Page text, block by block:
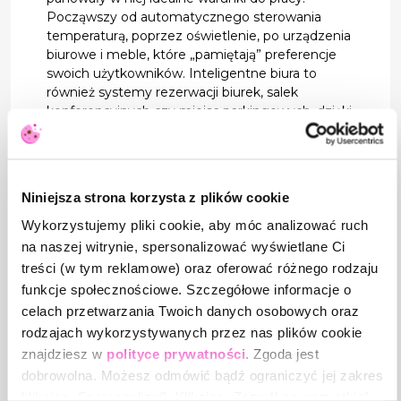
Niniejsza strona korzysta z plików cookie
Wykorzystujemy pliki cookie, aby móc analizować ruch
na naszej witrynie, spersonalizować wyświetlane Ci
treści (w tym reklamowe) oraz oferować różnego rodzaju
funkcje społecznościowe. Szczegółowe informacje o
celach przetwarzania Twoich danych osobowych oraz
rodzajach wykorzystywanych przez nas plików cookie
znajdziesz w polityce prywatności. Zgoda jest
dobrowolna. Możesz odmówić bądź ograniczyć jej zakres
Począwszy od automatycznego sterowania
temperaturą, poprzez oświetlenie, po urządzenia
biurowe i meble, które „pamiętają” preferencje
swoich użytkowników. Inteligentne biura to
również systemy rezerwacji biurek, salek
konferencyjnych czy miejsc parkingowych, dzięki
czemu pracownicy mogą szybko i efektywnie
planować swoją pracę. Rozwój koncepcji smart
zdalną i hybrydową. W efekcie utrzymywanie
wielkich przestrzeni biurowych przestało być
opłacalne i uzasadnione biznesowo. Pracownicy
również dostrzegli zalety pracy w inteligentnych
biurach – w opiniach, które można znaleźć na
portalach społecznościowych, wskazują na
komfort i większą skuteczność swojej pracy w
otoczeniu smart.
Przykłady przedstawionych powyżej narzędzi, to
tylko mały wycinek możliwości, z jakich mogą